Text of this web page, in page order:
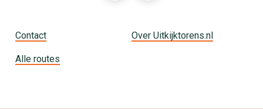
Contact Over Uitkijktorens.nl
Alle routes